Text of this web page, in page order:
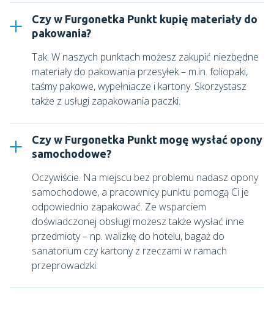
Czy w Furgonetka Punkt kupię materiały do
pakowania?
Tak. W naszych punktach możesz zakupić niezbędne
materiały do pakowania przesyłek – m.in. foliopaki,
taśmy pakowe, wypełniacze i kartony. Skorzystasz
także z usługi zapakowania paczki.
Czy w Furgonetka Punkt mogę wysłać opony
samochodowe?
Oczywiście. Na miejscu bez problemu nadasz opony
samochodowe, a pracownicy punktu pomogą Ci je
odpowiednio zapakować. Ze wsparciem
doświadczonej obsługi możesz także wysłać inne
przedmioty – np. walizkę do hotelu, bagaż do
sanatorium czy kartony z rzeczami w ramach
przeprowadzki.